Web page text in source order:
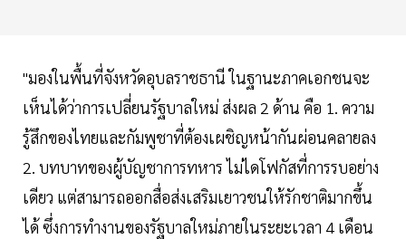
"มองในพื้นที่จังหวัดอุบลราชธานี ในฐานะภาคเอกชนจะ
เห็นได้ว่าการเปลี่ยนรัฐบาลใหม่ ส่งผล 2 ด้าน คือ 1. ความ
รู้สึกของไทยและกัมพูชาที่ต้องเผชิญหน้ากันผ่อนคลายลง
2. บทบาทของผู้บัญชาการทหาร ไม่ไดโฟกัสที่การรบอย่าง
เดียว แต่สามารถออกสื่อส่งเสริมเยาวชนให้รักชาติมากขึ้น
ได้ ซึ่งการทำงานของรัฐบาลใหม่ภายในระยะเวลา 4 เดือน